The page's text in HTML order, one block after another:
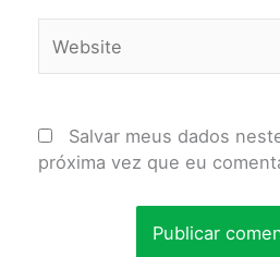
Salvar meus dados
próxima vez que eu